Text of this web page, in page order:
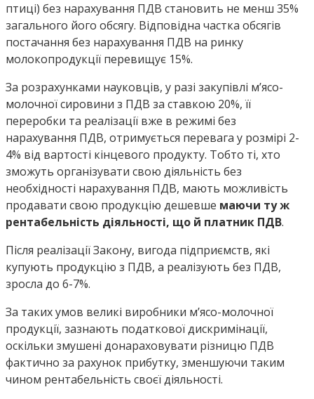
птиці) без нарахування ПДВ становить не менш 35%
загального його обсягу. Відповідна частка обсягів
постачання без нарахування ПДВ на ринку
молокопродукції перевищує 15%.
За розрахунками науковців, у разі закупівлі м’ясо-
молочної сировини з ПДВ за ставкою 20%, її
переробки та реалізації вже в режимі без
нарахування ПДВ, отримується перевага у розмірі 2-
4% від вартості кінцевого продукту. Тобто ті, хто
зможуть організувати свою діяльність без
необхідності нарахування ПДВ, мають можливість
продавати свою продукцію дешевше маючи ту ж
рентабельність діяльності, що й платник ПДВ.
Після реалізації Закону, вигода підприємств, які
купують продукцію з ПДВ, а реалізують без ПДВ,
зросла до 6-7%.
За таких умов великі виробники м’ясо-молочної
продукції, зазнають податкової дискримінації,
оскільки змушені донараховувати різницю ПДВ
фактично за рахунок прибутку, зменшуючи таким
чином рентабельність своєї діяльності.